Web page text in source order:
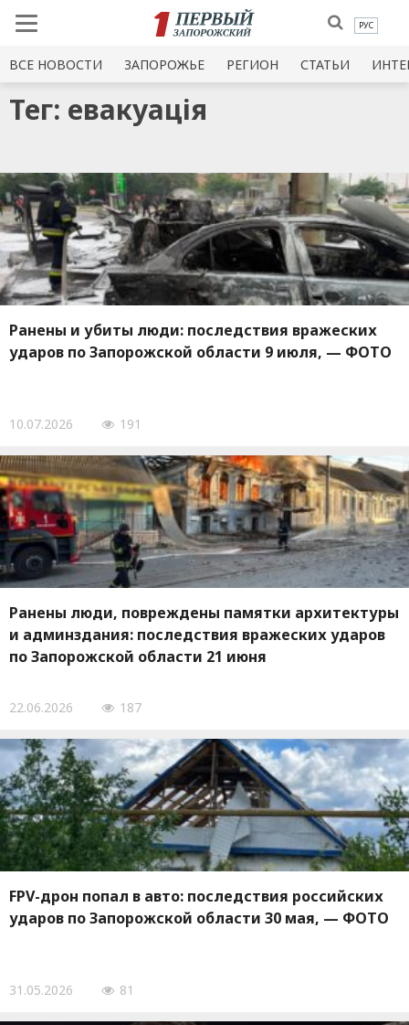
РУС
ВСЕ НОВОСТИ ЗАПОРОЖЬЕ РЕГИОН СТАТЬИ
Тег: евакуація
Ранены и убиты люди: последствия вражеских
ударов по Запорожской области 9 июля, — ФОТО
10.07.2026 191
Ранены люди, повреждены памятки архитектуры
и админздания: последствия вражеских ударов
по Запорожской области 21 июня
22.06.2026 187
FPV-дрон попал в авто: последствия российских
ударов по Запорожской области 30 мая, — ФОТО
31.05.2026 81